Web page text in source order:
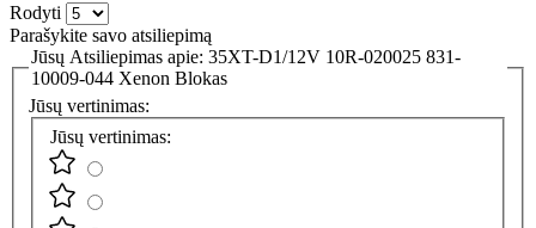
Rodyti
Parašykite savo atsiliepimą
Jūsų Atsiliepimas apie: 35XT-D1/12V 10R-020025 831-
10009-044 Xenon Blokas
Jūsų vertinimas:
Jūsų vertinimas: